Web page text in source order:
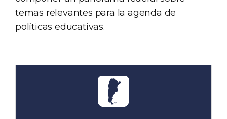
temas relevantes para la agenda de
políticas educativas.